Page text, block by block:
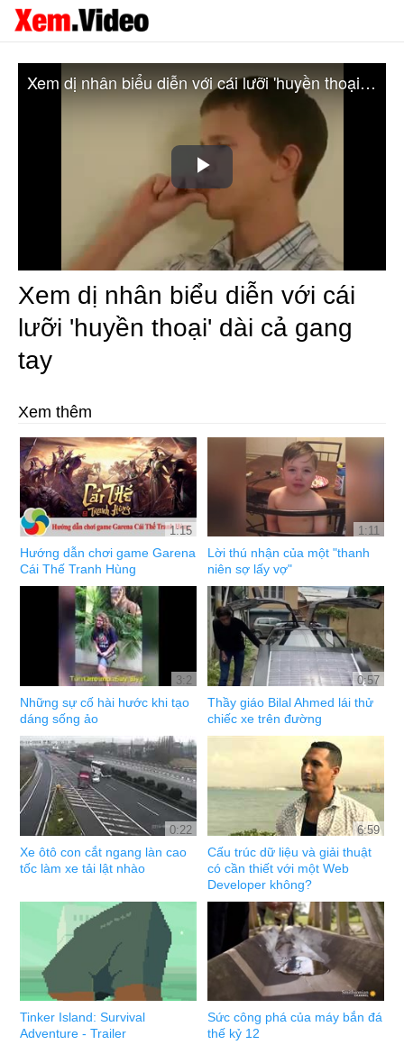
Play
Video
Xem dị nhân biểu diễn với cái lưỡi 'huyền thoại' dài cả gang tay
Xem dị nhân biểu diễn với cái
lưỡi 'huyền thoại' dài cả gang
tay
Xem thêm
1:15
Hướng dẫn chơi game Garena
Cái Thế Tranh Hùng
1:11
Lời thú nhận của một "thanh
niên sợ lấy vợ"
3:2
Những sự cố hài hước khi tạo
dáng sống ảo
0:57
Thầy giáo Bilal Ahmed lái thử
chiếc xe trên đường
0:22
Xe ôtô con cắt ngang làn cao
tốc làm xe tải lật nhào
6:59
Cấu trúc dữ liệu và giải thuật
có cần thiết với một Web
Developer không?
Tinker Island: Survival
Adventure - Trailer
Sức công phá của máy bắn đá
thế kỷ 12